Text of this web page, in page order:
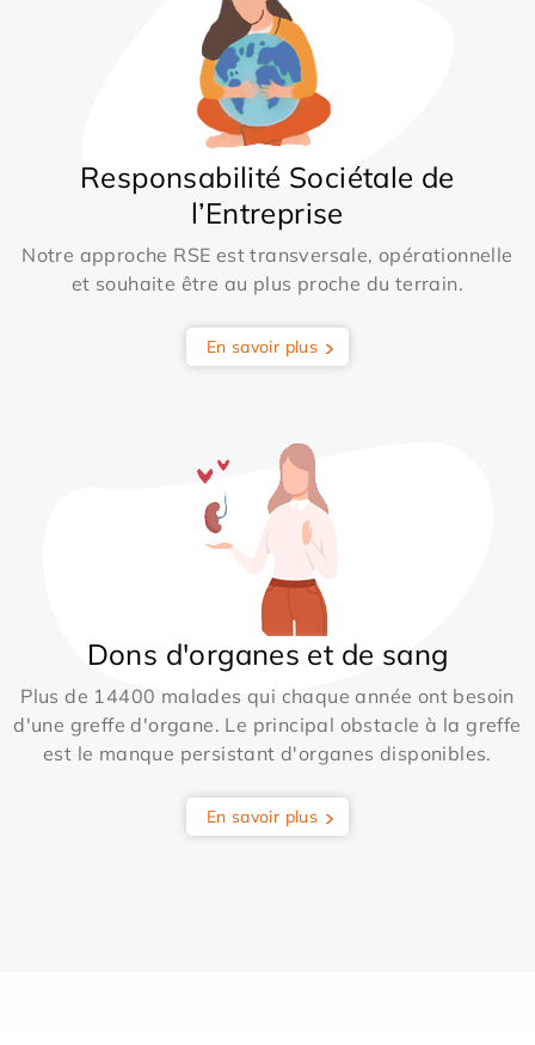
Responsabilité Sociétale de
l’Entreprise
Notre approche RSE est transversale, opérationnelle
et souhaite être au plus proche du terrain.
En savoir plus
Dons d'organes et de sang
Plus de 14400 malades qui chaque année ont besoin
d'une greffe d'organe. Le principal obstacle à la greffe
est le manque persistant d'organes disponibles.
En savoir plus